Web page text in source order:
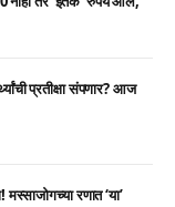
प्रतीक्षा संपणार? आज
रणात ‘या’